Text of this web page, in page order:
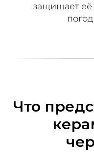
защищает её
Что